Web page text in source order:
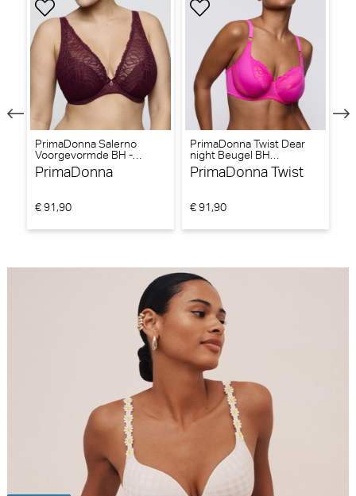
PrimaDonna Salerno
Voorgevormde BH -
Triangel BH (Evening Red)
PrimaDonna
€ 91,90
PrimaDonna Twist Dear
night Beugel BH
(Influencer Pink)
PrimaDonna Twist
€ 91,90